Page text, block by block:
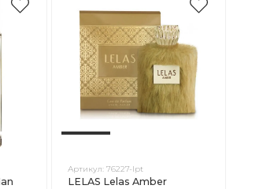
Артикул:76227-lpt
LELAS Lelas Amber